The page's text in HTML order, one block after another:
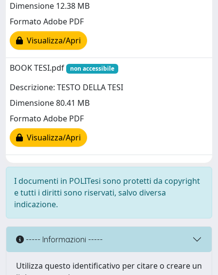
Dimensione 12.38 MB
Formato Adobe PDF
Visualizza/Apri
BOOK TESI.pdf non accessibile
Descrizione: TESTO DELLA TESI
Dimensione 80.41 MB
Formato Adobe PDF
Visualizza/Apri
I documenti in POLITesi sono protetti da copyright
e tutti i diritti sono riservati, salvo diversa
indicazione.
----- Informazioni -----
Utilizza questo identificativo per citare o creare un